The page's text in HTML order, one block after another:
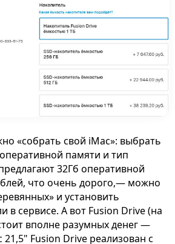
«собрать свой iMac»: выбрать
памяти и тип
32Гб оперативной
что очень дорого,— можно
и установить
в сервисе. А вот Fusion Drive (на
вполне разумных денег —
21,5" Fusion Drive реализован с